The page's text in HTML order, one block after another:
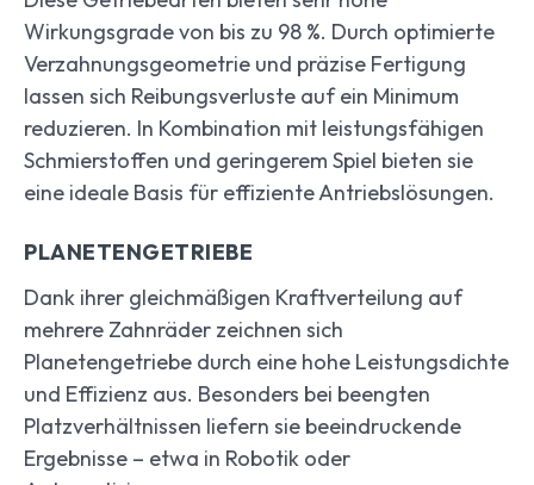
Wirkungsgrade von bis zu 98 %. Durch optimierte
Verzahnungsgeometrie und präzise Fertigung
lassen sich Reibungsverluste auf ein Minimum
reduzieren. In Kombination mit leistungsfähigen
Schmierstoffen und geringerem Spiel bieten sie
eine ideale Basis für effiziente Antriebslösungen.
PLANETENGETRIEBE
Dank ihrer gleichmäßigen Kraftverteilung auf
mehrere Zahnräder zeichnen sich
Planetengetriebe durch eine hohe Leistungsdichte
und Effizienz aus. Besonders bei beengten
Platzverhältnissen liefern sie beeindruckende
Ergebnisse – etwa in Robotik oder